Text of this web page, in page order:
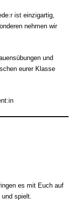
ist einzigartig,
nehmen wir
und
eurer Klasse
es mit Euch auf
und spielt.